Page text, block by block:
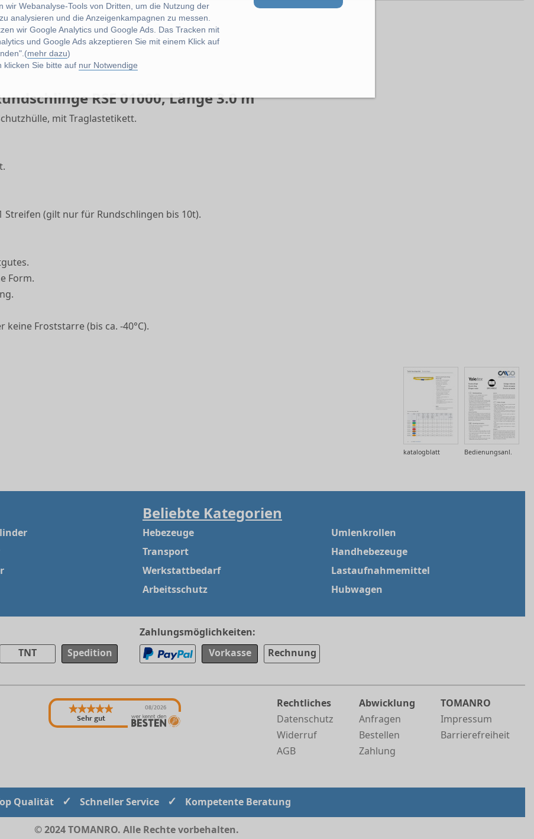
wir Webanalyse-Tools von Dritten, um die Nutzung der
analysieren und die Anzeigenkampagnen zu messen.
wir Google Analytics und Google Ads. Das Tracken mit
und Google Ads akzeptieren Sie mit einem Klick auf
mehr dazu)
klicken Sie bitte auf nur Notwendige
RSE 01000, Länge 3.0 m
mit Traglastetikett.
(gilt nur für Rundschlingen bis 10t).
Form.
Froststarre (bis ca. -40°C).
Bedienungsanl.
katalogblatt
Beliebte Kategorien
Hebezeuge
Transport
Werkstattbedarf
Arbeitsschutz
Umlenkrollen
Handhebezeuge
Lastaufnahmemittel
Hubwagen
TNT Spedition
Zahlungsmöglichkeiten:
Vorkasse
Rechnung
Rechtliches
Datenschutz
Widerruf
AGB
Abwicklung
Anfragen
Bestellen
Zahlung
TOMANRO
Impressum
Barrierefreiheit
Sehr gut
08/2026
Qualität ✓ Schneller Service ✓ Kompetente Beratung
© 2024 TOMANRO. Alle Rechte vorbehalten.